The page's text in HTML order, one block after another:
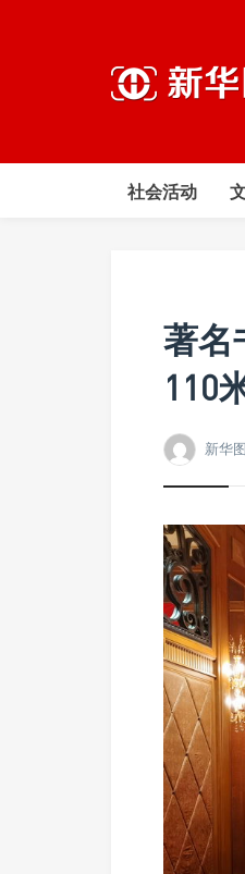
社会活动
著名
110
新华